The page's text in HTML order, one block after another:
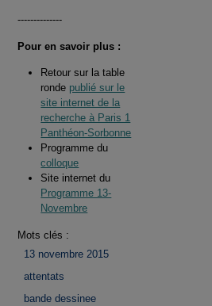
--------------
Pour en savoir plus :
Retour sur la table
ronde publié sur le
site internet de la
recherche à Paris 1
Panthéon-Sorbonne
Programme du
colloque
Site internet du
Programme 13-
Novembre
Mots clés :
13 novembre 2015
attentats
bande dessinee